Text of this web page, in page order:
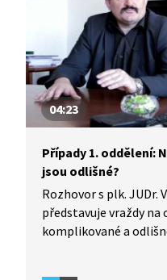
04:23
Případy 1. oddělení:
jsou odlišné?
Rozhovor s plk. JUDr.
představuje vraždy na
komplikované a